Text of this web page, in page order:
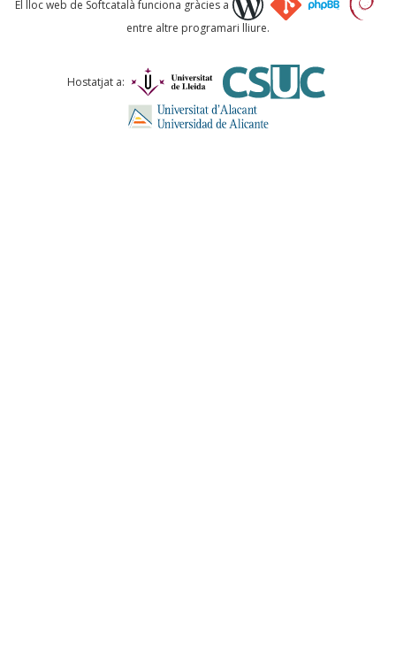
Comentari *
El lloc web de Softcatalà funciona gràcies a
entre altre programari lliure.
Hostatjat a: